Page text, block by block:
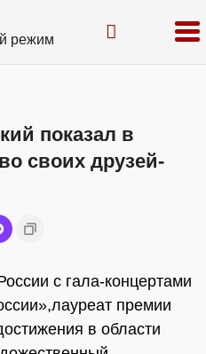
режим
показал в
своих друзей-
с гала-концертами
премии
в области